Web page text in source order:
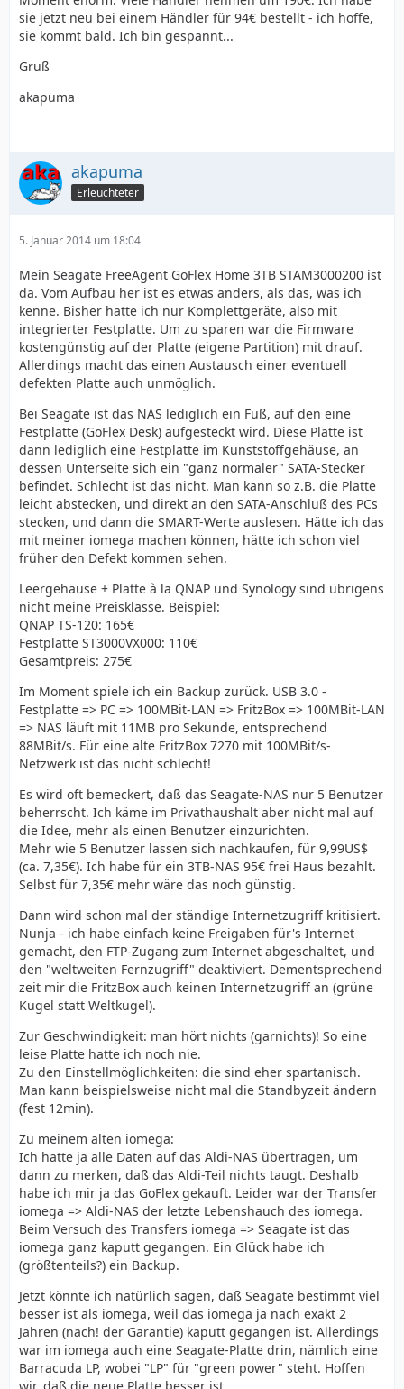
sie jetzt neu bei einem Händler für 94€ bestellt - ich hoffe,
sie kommt bald. Ich bin gespannt...
Gruß
akapuma
akapuma
Erleuchteter
5. Januar 2014 um 18:04
Mein Seagate FreeAgent GoFlex Home 3TB STAM3000200 ist
da. Vom Aufbau her ist es etwas anders, als das, was ich
kenne. Bisher hatte ich nur Komplettgeräte, also mit
integrierter Festplatte. Um zu sparen war die Firmware
kostengünstig auf der Platte (eigene Partition) mit drauf.
Allerdings macht das einen Austausch einer eventuell
defekten Platte auch unmöglich.
Bei Seagate ist das NAS lediglich ein Fuß, auf den eine
Festplatte (GoFlex Desk) aufgesteckt wird. Diese Platte ist
dann lediglich eine Festplatte im Kunststoffgehäuse, an
dessen Unterseite sich ein "ganz normaler" SATA-Stecker
befindet. Schlecht ist das nicht. Man kann so z.B. die Platte
leicht abstecken, und direkt an den SATA-Anschluß des PCs
stecken, und dann die SMART-Werte auslesen. Hätte ich das
mit meiner iomega machen können, hätte ich schon viel
früher den Defekt kommen sehen.
Leergehäuse + Platte à la QNAP und Synology sind übrigens
nicht meine Preisklasse. Beispiel:
QNAP TS-120: 165€
Festplatte ST3000VX000: 110€
Gesamtpreis: 275€
Im Moment spiele ich ein Backup zurück. USB 3.0 -
Festplatte => PC => 100MBit-LAN => FritzBox => 100MBit-LAN
=> NAS läuft mit 11MB pro Sekunde, entsprechend
88MBit/s. Für eine alte FritzBox 7270 mit 100MBit/s-
Netzwerk ist das nicht schlecht!
Es wird oft bemeckert, daß das Seagate-NAS nur 5 Benutzer
beherrscht. Ich käme im Privathaushalt aber nicht mal auf
die Idee, mehr als einen Benutzer einzurichten.
Mehr wie 5 Benutzer lassen sich nachkaufen, für 9,99US$
(ca. 7,35€). Ich habe für ein 3TB-NAS 95€ frei Haus bezahlt.
Selbst für 7,35€ mehr wäre das noch günstig.
Dann wird schon mal der ständige Internetzugriff kritisiert.
Nunja - ich habe einfach keine Freigaben für's Internet
gemacht, den FTP-Zugang zum Internet abgeschaltet, und
den "weltweiten Fernzugriff" deaktiviert. Dementsprechend
zeit mir die FritzBox auch keinen Internetzugriff an (grüne
Kugel statt Weltkugel).
Zur Geschwindigkeit: man hört nichts (garnichts)! So eine
leise Platte hatte ich noch nie.
Zu den Einstellmöglichkeiten: die sind eher spartanisch.
Man kann beispielsweise nicht mal die Standbyzeit ändern
(fest 12min).
Zu meinem alten iomega:
Ich hatte ja alle Daten auf das Aldi-NAS übertragen, um
dann zu merken, daß das Aldi-Teil nichts taugt. Deshalb
habe ich mir ja das GoFlex gekauft. Leider war der Transfer
iomega => Aldi-NAS der letzte Lebenshauch des iomega.
Beim Versuch des Transfers iomega => Seagate ist das
iomega ganz kaputt gegangen. Ein Glück habe ich
(größtenteils?) ein Backup.
Jetzt könnte ich natürlich sagen, daß Seagate bestimmt viel
besser ist als iomega, weil das iomega ja nach exakt 2
Jahren (nach! der Garantie) kaputt gegangen ist. Allerdings
war im iomega auch eine Seagate-Platte drin, nämlich eine
Barracuda LP, wobei "LP" für "green power" steht. Hoffen